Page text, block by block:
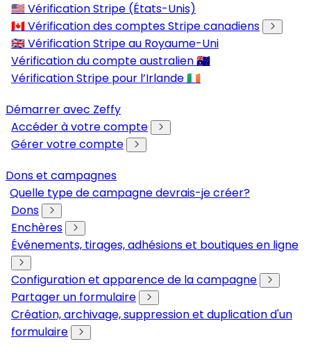
🇺🇸 Vérification Stripe (États-Unis)
🇨🇦 Vérification des comptes Stripe canadiens
🇬🇧 Vérification Stripe au Royaume-Uni
Vérification du compte australien 🇦🇺
Vérification Stripe pour l’Irlande 🇮🇪
Démarrer avec Zeffy
Accéder à votre compte
Gérer votre compte
Dons et campagnes
Quelle type de campagne devrais-je créer?
Dons
Enchères
Événements, tirages, adhésions et boutiques en ligne
Configuration et apparence de la campagne
Partager un formulaire
Création, archivage, suppression et duplication d'un
formulaire